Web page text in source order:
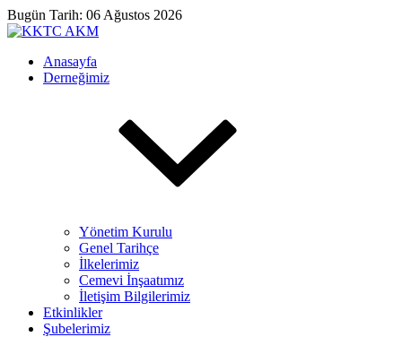
Bugün Tarih: 06 Ağustos 2026
Anasayfa
Derneğimiz
Yönetim Kurulu
Genel Tarihçe
İlkelerimiz
Cemevi İnşaatımız
İletişim Bilgilerimiz
Etkinlikler
Şubelerimiz